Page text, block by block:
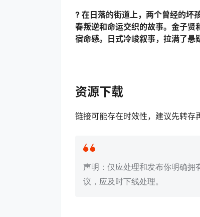
? 在日落的街道上，两个曾经的坏
春叛逆和命运交织的故事。金子贤
宿命感。日式冷峻叙事，拉满了悬
资源下载
链接可能存在时效性，建议先转存
声明：仅应处理和发布你明确拥
议，应及时下线处理。